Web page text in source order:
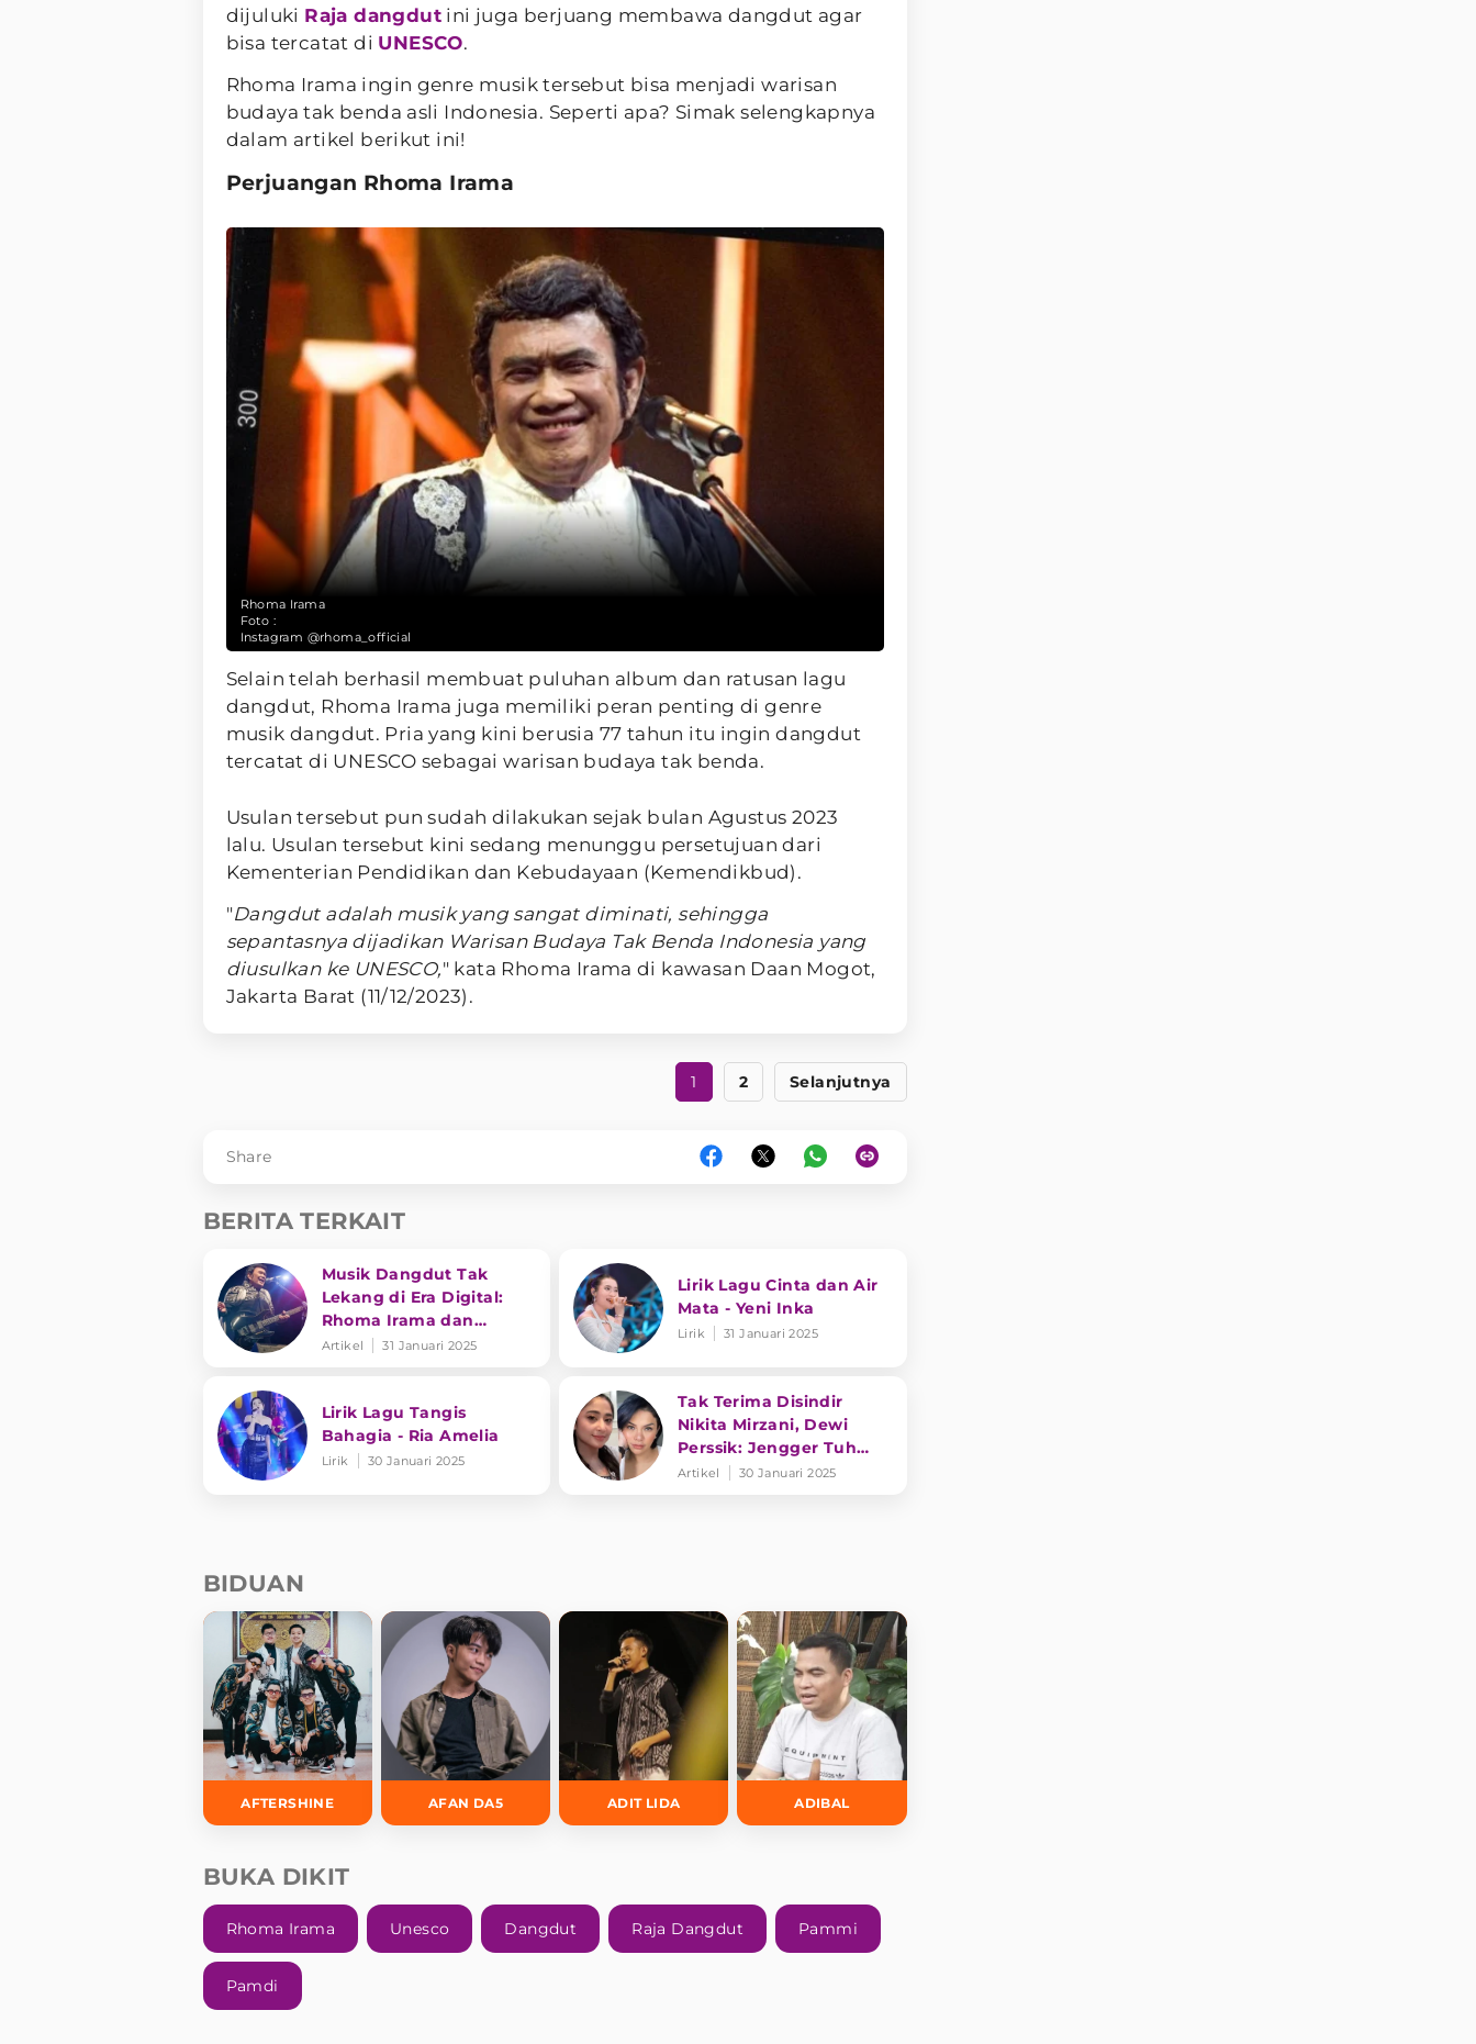
dijuluki Raja dangdutini juga berjuang membawa dangdut agar
bisa tercatat di UNESCO.
Rhoma Irama ingin genre musik tersebut bisa menjadi warisan
budaya tak benda asli Indonesia. Seperti apa? Simak selengkapnya
dalam artikel berikut ini!
Perjuangan Rhoma Irama
Rhoma Irama
Foto :
Instagram @rhoma_official
Selain telah berhasil membuat puluhan album dan ratusan lagu
dangdut, Rhoma Irama juga memiliki peran penting di genre
musik dangdut. Pria yang kini berusia 77 tahun itu ingin dangdut
tercatat di UNESCO sebagai warisan budaya tak benda.
Usulan tersebut pun sudah dilakukan sejak bulan Agustus 2023
lalu. Usulan tersebut kini sedang menunggu persetujuan dari
Kementerian Pendidikan dan Kebudayaan (Kemendikbud).
"Dangdut adalah musik yang sangat diminati, sehingga
sepantasnya dijadikan Warisan Budaya Tak Benda Indonesia yang
diusulkan ke UNESCO," kata Rhoma Irama di kawasan Daan Mogot,
Jakarta Barat (11/12/2023).
1 2 Selanjutnya
Share
BERITA TERKAIT
Musik Dangdut Tak
Lekang di Era Digital:
Rhoma Irama dan
Transformasi Genre
Artikel 31 Januari 2025
Lirik Lagu Cinta dan Air
Mata - Yeni Inka
Lirik 31 Januari 2025
Lirik Lagu Tangis
Bahagia - Ria Amelia
Lirik 30 Januari 2025
Tak Terima Disindir
Nikita Mirzani, Dewi
Perssik: Jengger Tuh
Tong Kosong Nyaring
Artikel 30 Januari 2025
BIDUAN
AFTERSHINE AFAN DA5 ADIT LIDA ADIBAL
BUKA DIKIT
Rhoma Irama Unesco Dangdut Raja Dangdut Pammi
Pamdi